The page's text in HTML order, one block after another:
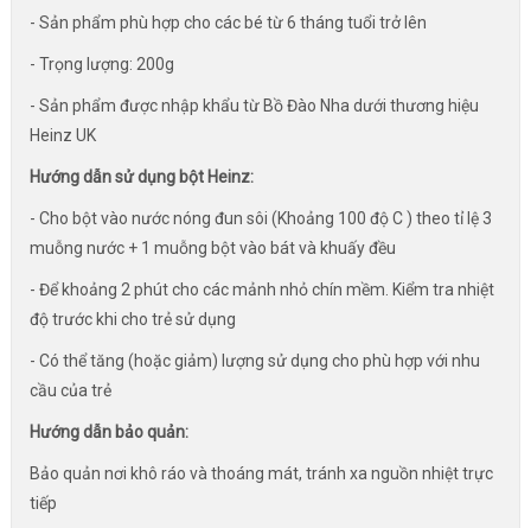
- Sản phẩm phù hợp cho các bé từ 6 tháng tuổi trở lên
- Trọng lượng: 200g
- Sản phẩm được nhập khẩu từ Bồ Đào Nha dưới thương hiệu
Heinz UK
Hướng dẫn sử dụng bột Heinz:
- Cho bột vào nước nóng đun sôi (Khoảng 100 độ C ) theo tỉ lệ 3
muỗng nước + 1 muỗng bột vào bát và khuấy đều
- Để khoảng 2 phút cho các mảnh nhỏ chín mềm. Kiểm tra nhiệt
độ trước khi cho trẻ sử dụng
- Có thể tăng (hoặc giảm) lượng sử dụng cho phù hợp với nhu
cầu của trẻ
Hướng dẫn bảo quản:
Bảo quản nơi khô ráo và thoáng mát, tránh xa nguồn nhiệt trực
tiếp